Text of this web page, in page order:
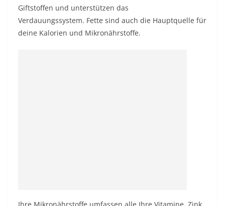
Giftstoffen und unterstützen das
Verdauungssystem. Fette sind auch die Hauptquelle für
deine Kalorien und Mikronährstoffe.